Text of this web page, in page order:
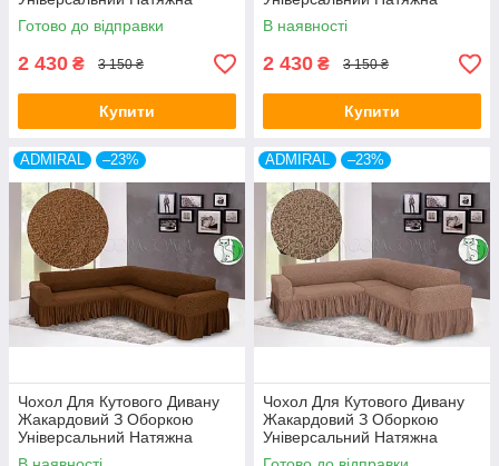
какао Venera
Готово до відправки
2 430 ₴ 3 150 ₴
Купити
пудра Venera
В наявності
2 430 ₴ 3 150 ₴
Купити
ADMIRAL –23%
Чохол Для Кутового Дивану
Жакардовий З Оборкою
Універсальний Натяжна
гарячий шоколад Venera
ADMIRAL –23%
Чохол Для Кутового Дивану
Жакардовий З Оборкою
Універсальний Натяжна
бежевий Venera